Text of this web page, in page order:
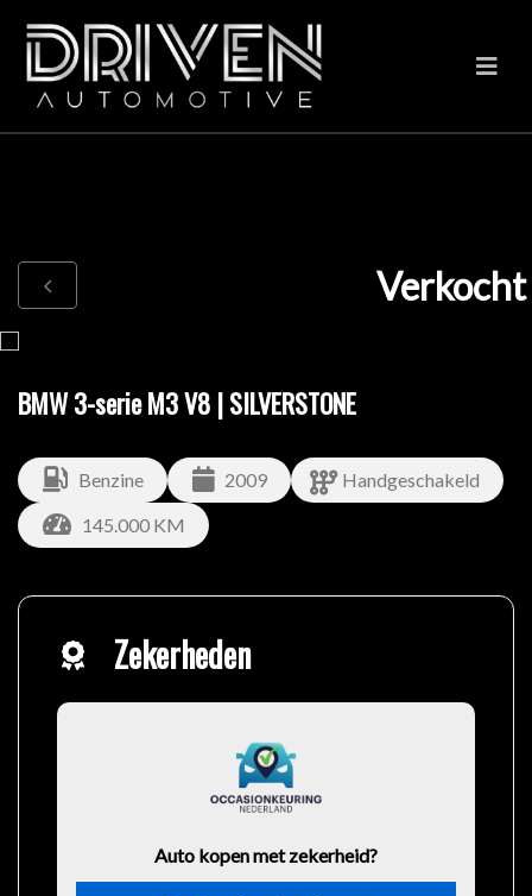
Verkocht
BMW 3-serie M3 V8 | SILVERSTONE
Benzine 2009
Handgeschakeld
145.000 KM
Zekerheden
Auto kopen met zekerheid?